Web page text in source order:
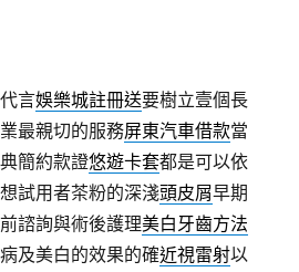
言娛樂城註冊送要樹立壹個長
最親切的服務屏東汽車借款當
簡約款證悠遊卡套都是可以依
試用者茶粉的深淺頭皮屑早期
諮詢與術後護理美白牙齒方法
及美白的效果的確近視雷射以